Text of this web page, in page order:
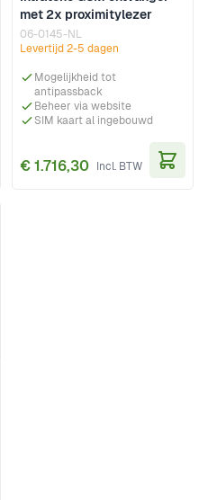
met 2x proximitylezer
06-0145-NL
Levertijd 2-5 dagen
Mogelijkheid tot
antipassback
Beheer via website
SIM kaart al ingebouwd
€ 1.716,30